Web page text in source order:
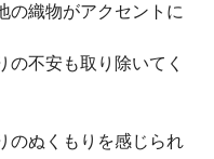
の織物がアクセントに
の不安も取り除いてく
のぬくもりを感じられ